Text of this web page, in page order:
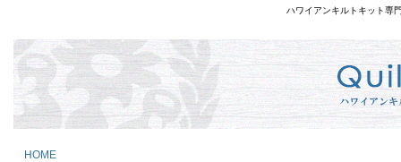
ハワイアンキルトキット専
HOME